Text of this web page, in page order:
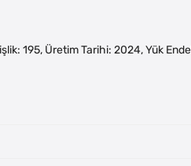
195, Üretim Tarihi: 2024, Yük